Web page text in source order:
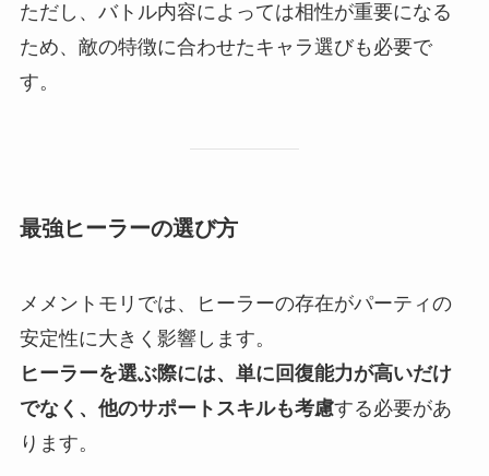
ただし、バトル内容によっては相性が重要になる
ため、敵の特徴に合わせたキャラ選びも必要で
す。
最強ヒーラーの選び方
メメントモリでは、ヒーラーの存在がパーティの
安定性に大きく影響します。
ヒーラーを選ぶ際には、単に回復能力が高いだけ
でなく、他のサポートスキルも考慮する必要があ
ります。